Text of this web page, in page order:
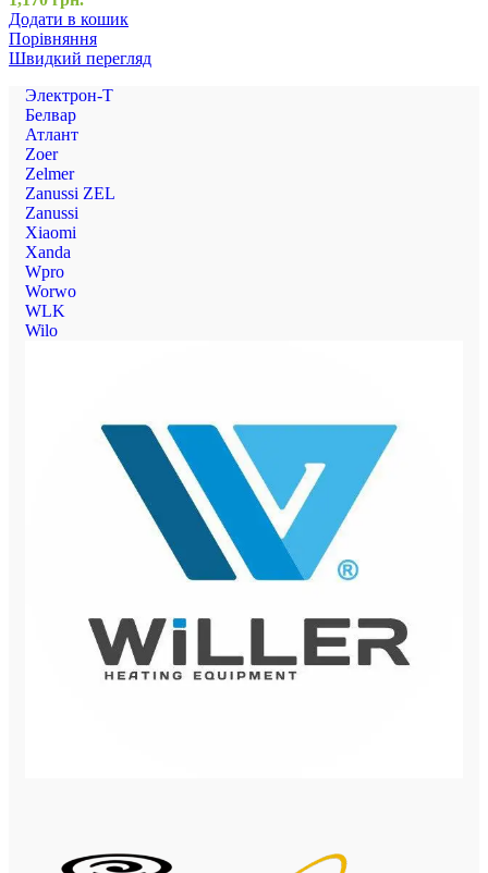
Додати в кошик
Порівняння
Швидкий перегляд
Электрон-Т
Белвар
Атлант
Zoer
Zelmer
Zanussi ZEL
Zanussi
Xiaomi
Xanda
Wpro
Worwo
WLK
Wilo